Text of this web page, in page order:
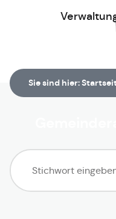
Sie sind hier: